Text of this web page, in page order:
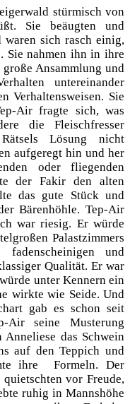
stürmisch von
Sie beäugten und
waren sich rasch einig,
Sie nahmen ihn in ihre
Ansammlung und
untereinander
Verhaltensweisen. Sie
Air fragte sich, was
die Fleischfresser
Lösung nicht
aufgeregt hin und her
oder fliegenden
der Fakir den alten
das gute Stück und
Bärenhöhle. Tep-Air
war riesig. Er würde
Palastzimmers
und
Qualität. Er war
unter Kennern ein
wirkte wie Seide. Und
gab es schon seit
Air seine Musterung
das Schwein
auf den Teppich und
ihre Formeln. Der
vor Freude,
ruhig in Mannshöhe